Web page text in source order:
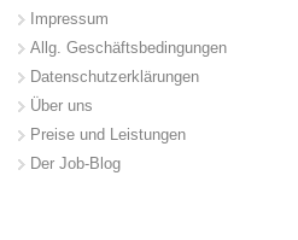
Impressum
Allg. Geschäftsbedingungen
Datenschutzerklärungen
Über uns
Preise und Leistungen
Der Job-Blog